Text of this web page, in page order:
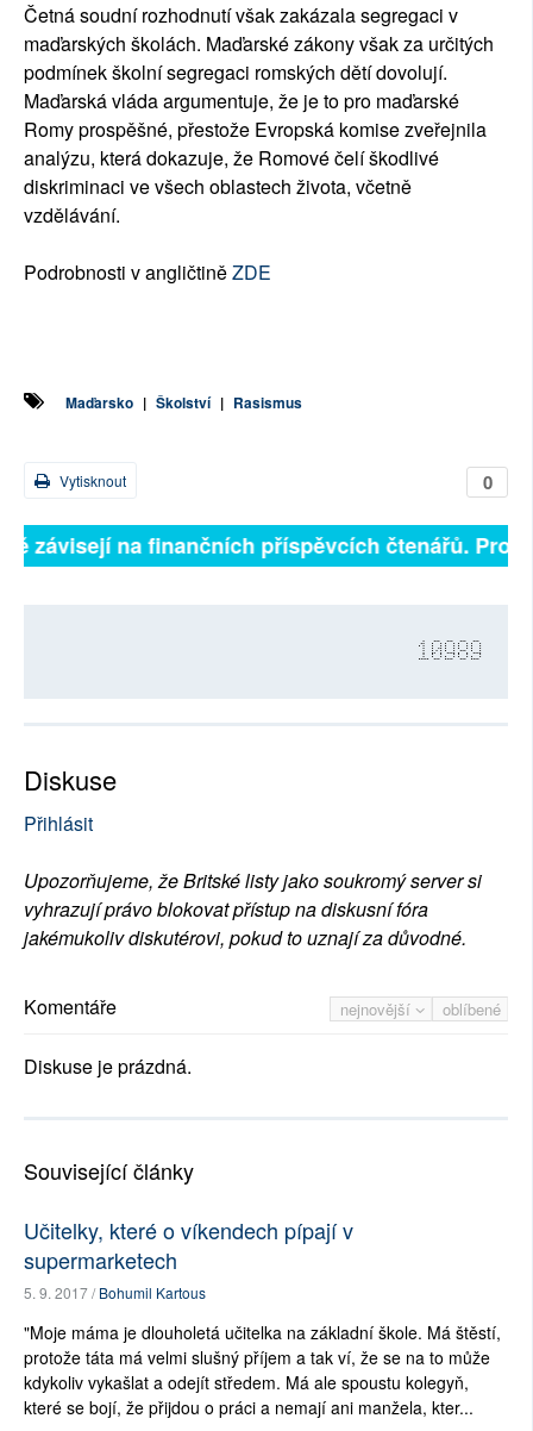
Četná soudní rozhodnutí však zakázala segregaci v
maďarských školách. Maďarské zákony však za určitých
podmínek školní segregaci romských dětí dovolují.
Maďarská vláda argumentuje, že je to pro maďarské
Romy prospěšné, přestože Evropská komise zveřejnila
analýzu, která dokazuje, že Romové čelí škodlivé
diskriminaci ve všech oblastech života, včetně
vzdělávání.
Podrobnosti v angličtiněZDE
Maďarsko | Školství | Rasismus
0
Vytisknout
závisejí na finančních příspěvcích čtenářů.
10989
Diskuse
Přihlásit
Upozorňujeme, že Britské listy jako soukromý server si
vyhrazují právo blokovat přístup na diskusní fóra
jakémukoliv diskutérovi, pokud to uznají za důvodné.
nejnovější oblíbené
Komentáře
Diskuse je prázdná.
Související články
Učitelky, které o víkendech pípají v
supermarketech
5. 9. 2017 /Bohumil Kartous
"Moje máma je dlouholetá učitelka na základní škole. Má štěstí,
protože táta má velmi slušný příjem a tak ví, že se na to může
kdykoliv vykašlat a odejít středem. Má ale spoustu kolegyň,
které se bojí, že přijdou o práci a nemají ani manžela, kter...